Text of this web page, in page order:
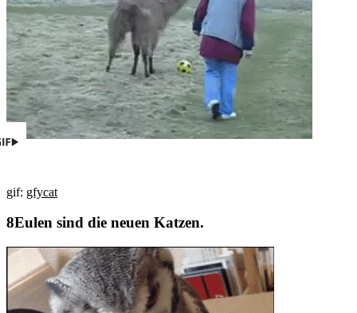
gif: gfycat
Eulen sind die neuen Katzen.